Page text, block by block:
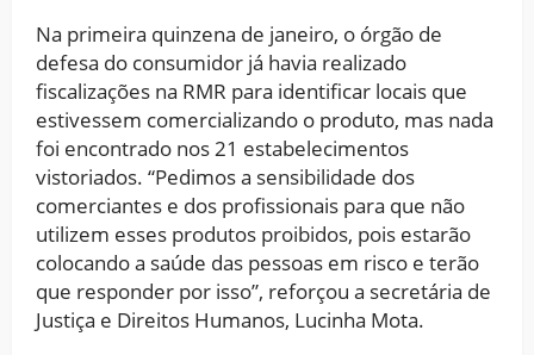
Na primeira quinzena de janeiro, o órgão de
defesa do consumidor já havia realizado
fiscalizações na RMR para identificar locais que
estivessem comercializando o produto, mas nada
foi encontrado nos 21 estabelecimentos
vistoriados. “Pedimos a sensibilidade dos
comerciantes e dos profissionais para que não
utilizem esses produtos proibidos, pois estarão
colocando a saúde das pessoas em risco e terão
que responder por isso”, reforçou a secretária de
Justiça e Direitos Humanos, Lucinha Mota.